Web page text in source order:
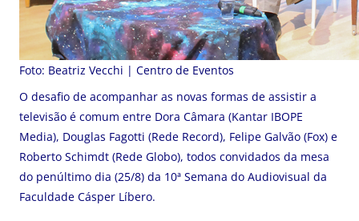
Foto: Beatriz Vecchi | Centro de Eventos
O desafio de acompanhar as novas formas de assistir a
televisão é comum entre Dora Câmara (Kantar IBOPE
Media), Douglas Fagotti (Rede Record), Felipe Galvão (Fox) e
Roberto Schimdt (Rede Globo), todos convidados da mesa
do penúltimo dia (25/8) da 10ª Semana do Audiovisual da
Faculdade Cásper Líbero.